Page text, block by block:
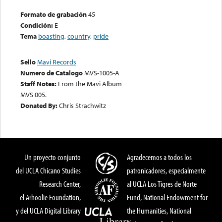
Formato de grabación45
Condición: E
Tema boasting,country, pride
SelloMavi Records
Numero de CatalogoMVS-1005-A
Staff Notes: From the Mavi Album
MVS 005.
Donated By:Chris Strachwitz
Un proyecto conjunto
del UCLA Chicano Studies
Research Center,
el Arhoolie Foundation,
y del UCLA Digital Library
Agradecemos a todos los
patronicadores, especialmente
al UCLA Los Tigres de Norte
Fund, National Endowment for
the Humanities, National